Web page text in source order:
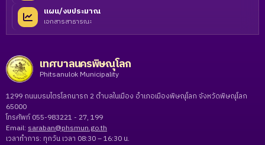
แผน/งบประมาณ
เอกสารสาธารณะ
เทศบาลนครพิษณุโลก
Phitsanulok Municipality
1299 ถนนบรมไตรโลกนารถ 2 ตำบลในเมือง อำเภอเมืองพิษณุโลก จังหวัดพิษณุโลก
65000
โทรศัพท์ 055-983221 - 27, 199
Email: saraban@phsmun.go.th
เวลาทำการ: ทุกวัน เวลา 08:30 – 16:30 น.